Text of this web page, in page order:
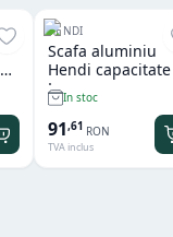
HENDI
Scafa aluminiu
Hendi
L In stoc
91,61 RON
TVA inclus